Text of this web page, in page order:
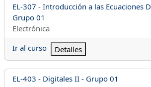
Nombre del curso
EL-307 - Introducción a las Ecuaciones
Grupo 01
Categoría del curso
Electrónica
Ir al curso
Detalles
Nombre del curso
EL-403 - Digitales II - Grupo 01